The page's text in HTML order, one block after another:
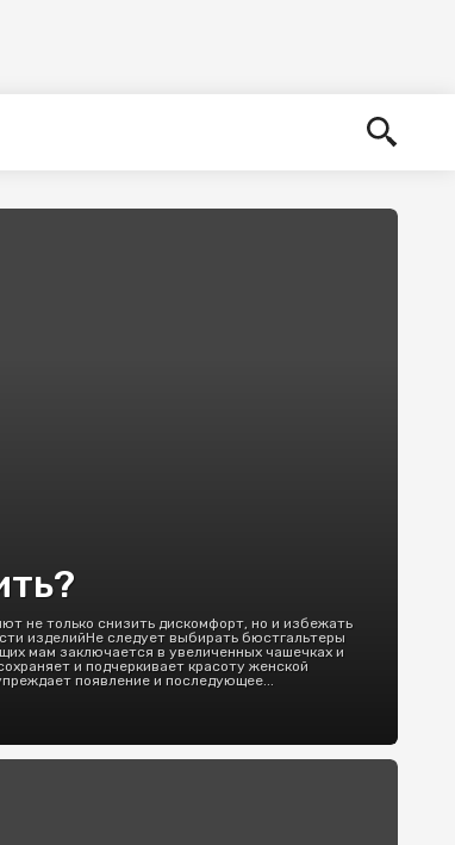
не только снизить дискомфорт, но и избежать
изделийНе следует выбирать бюстгальтеры
мам заключается в увеличенных чашечках и
и подчеркивает красоту женской
появление и последующее...